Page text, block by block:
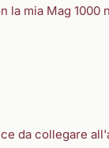
la mia Mag 1000
da collegare